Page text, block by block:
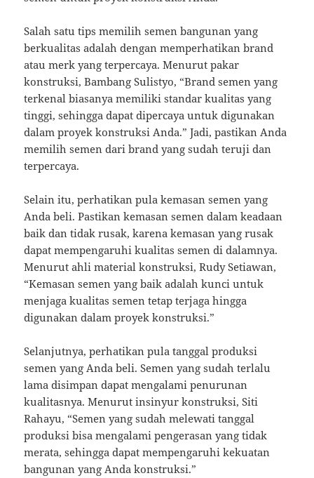
Salah satu tips memilih semen bangunan yang
berkualitas adalah dengan memperhatikan brand
atau merk yang terpercaya. Menurut pakar
konstruksi, Bambang Sulistyo, “Brand semen yang
terkenal biasanya memiliki standar kualitas yang
tinggi, sehingga dapat dipercaya untuk digunakan
dalam proyek konstruksi Anda.” Jadi, pastikan Anda
memilih semen dari brand yang sudah teruji dan
terpercaya.
Selain itu, perhatikan pula kemasan semen yang
Anda beli. Pastikan kemasan semen dalam keadaan
baik dan tidak rusak, karena kemasan yang rusak
dapat mempengaruhi kualitas semen di dalamnya.
Menurut ahli material konstruksi, Rudy Setiawan,
“Kemasan semen yang baik adalah kunci untuk
menjaga kualitas semen tetap terjaga hingga
digunakan dalam proyek konstruksi.”
Selanjutnya, perhatikan pula tanggal produksi
semen yang Anda beli. Semen yang sudah terlalu
lama disimpan dapat mengalami penurunan
kualitasnya. Menurut insinyur konstruksi, Siti
Rahayu, “Semen yang sudah melewati tanggal
produksi bisa mengalami pengerasan yang tidak
merata, sehingga dapat mempengaruhi kekuatan
bangunan yang Anda konstruksi.”